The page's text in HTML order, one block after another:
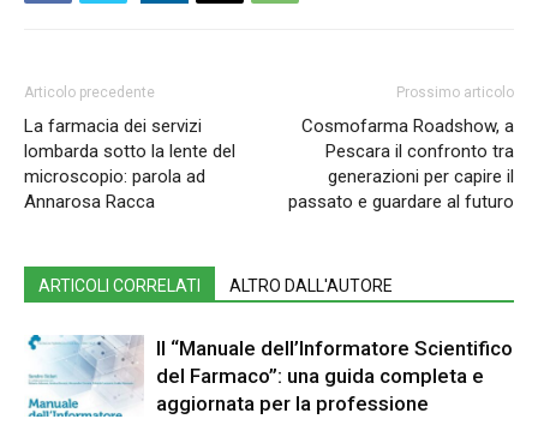
Articolo precedente
La farmacia dei servizi
lombarda sotto la lente del
microscopio: parola ad
Annarosa Racca
Prossimo articolo
Cosmofarma Roadshow, a
Pescara il confronto tra
generazioni per capire il
passato e guardare al futuro
ARTICOLI CORRELATI ALTRO DALL'AUTORE
Il “Manuale dell’Informatore Scientifico
del Farmaco”: una guida completa e
aggiornata per la professione